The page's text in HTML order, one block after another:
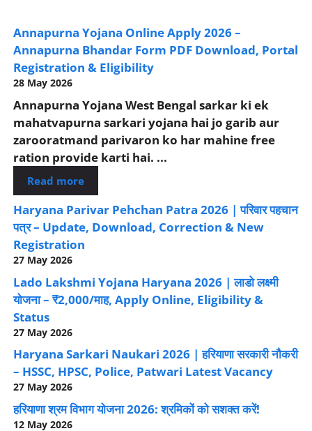
Annapurna Yojana Online Apply 2026 –
Annapurna Bhandar Form PDF Download, Portal
Registration & Eligibility
28 May 2026
Annapurna Yojana West Bengal sarkar ki ek
mahatvapurna sarkari yojana hai jo garib aur
zarooratmand parivaron ko har mahine free
ration provide karti hai. ...
Read more
Haryana Parivar Pehchan Patra 2026 | परिवार पहचान
पत्र – Update, Download, Correction & New
Registration
27 May 2026
Lado Lakshmi Yojana Haryana 2026 | लाडो लक्ष्मी
योजना – ₹2,000/माह, Apply Online, Eligibility &
Status
27 May 2026
Haryana Sarkari Naukari 2026 | हरियाणा सरकारी नौकरी
– HSSC, HPSC, Police, Patwari Latest Vacancy
27 May 2026
हरियाणा श्रम विभाग योजना 2026: श्रमिकों को सशक्त करें!
12 May 2026